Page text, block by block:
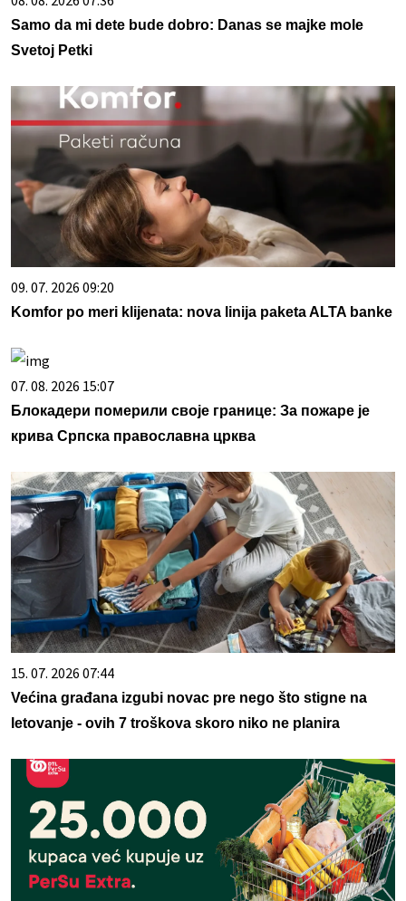
Samo da mi dete bude dobro: Danas se majke mole
Svetoj Petki
09. 07. 2026 09:20
Komfor po meri klijenata: nova linija paketa ALTA banke
07. 08. 2026 15:07
Блокадери померили своје границе: За пожаре је
крива Српска православна црква
15. 07. 2026 07:44
Većina građana izgubi novac pre nego što stigne na
letovanje - ovih 7 troškova skoro niko ne planira